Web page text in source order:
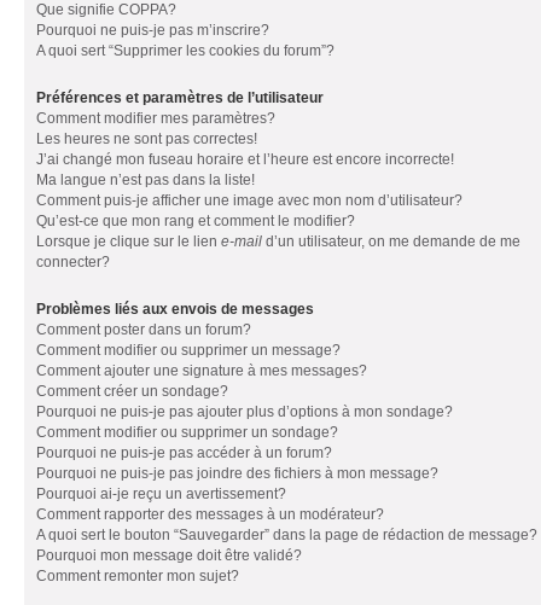
Que signifie COPPA?
Pourquoi ne puis-je pas m’inscrire?
A quoi sert “Supprimer les cookies du forum”?
Préférences et paramètres de l’utilisateur
Comment modifier mes paramètres?
Les heures ne sont pas correctes!
J’ai changé mon fuseau horaire et l’heure est encore incorrecte!
Ma langue n’est pas dans la liste!
Comment puis-je afficher une image avec mon nom d’utilisateur?
Qu’est-ce que mon rang et comment le modifier?
Lorsque je clique sur le lien e-mail d’un utilisateur, on me demande de me
connecter?
Problèmes liés aux envois de messages
Comment poster dans un forum?
Comment modifier ou supprimer un message?
Comment ajouter une signature à mes messages?
Comment créer un sondage?
Pourquoi ne puis-je pas ajouter plus d’options à mon sondage?
Comment modifier ou supprimer un sondage?
Pourquoi ne puis-je pas accéder à un forum?
Pourquoi ne puis-je pas joindre des fichiers à mon message?
Pourquoi ai-je reçu un avertissement?
Comment rapporter des messages à un modérateur?
A quoi sert le bouton “Sauvegarder” dans la page de rédaction de message?
Pourquoi mon message doit être validé?
Comment remonter mon sujet?